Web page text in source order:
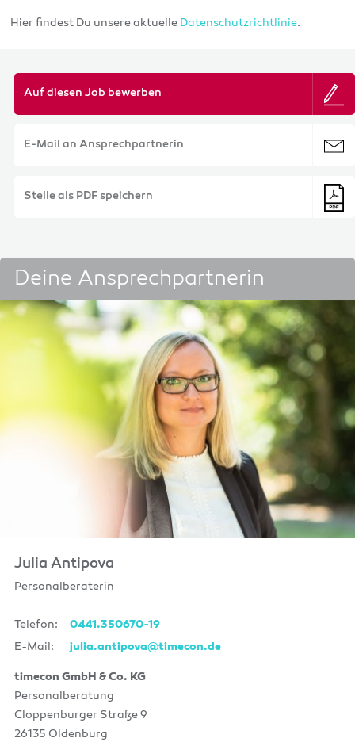
Hier findest Du unsere aktuelle Datenschutzrichtlinie.
Auf diesen Job bewerben
E-Mail an Ansprechpartnerin
Stelle als PDF speichern
Deine Ansprechpartnerin
Julia Antipova
Personalberaterin
Telefon: 0441.350670-19
E-Mail: julia.antipova@timecon.de
timecon GmbH & Co. KG
Personalberatung
Cloppenburger Straße 9
26135 Oldenburg